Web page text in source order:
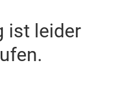
On der
ist leider